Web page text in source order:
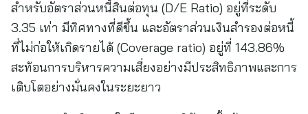
สำหรับอัตราส่วนหนี้สินต่อทุน (D/E Ratio) อยู่ที่ระดับ
3.35 เท่า มีทิศทางที่ดีขึ้น และอัตราส่วนเงินสำรองต่อหนี้
ที่ไม่ก่อให้เกิดรายได้ (Coverage ratio) อยู่ที่ 143.86%
สะท้อนการบริหารความเสี่ยงอย่างมีประสิทธิภาพและการ
เติบโตอย่างมั่นคงในระยะยาว